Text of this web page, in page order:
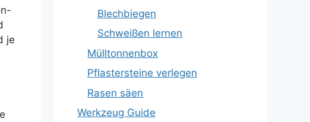
je
Blechbiegen
Schweißen lernen
Mülltonnenbox
Pflastersteine verlegen
Rasen säen
Werkzeug Guide